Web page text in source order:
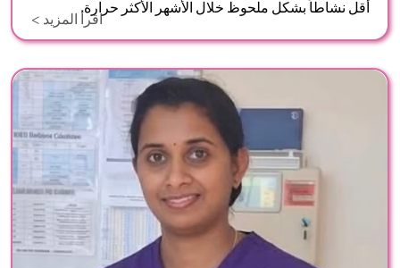
أقل نشاطاً بشكل ملحوظ خلال الأشهر الأكثر حرارة.
اقرأ المزيد >